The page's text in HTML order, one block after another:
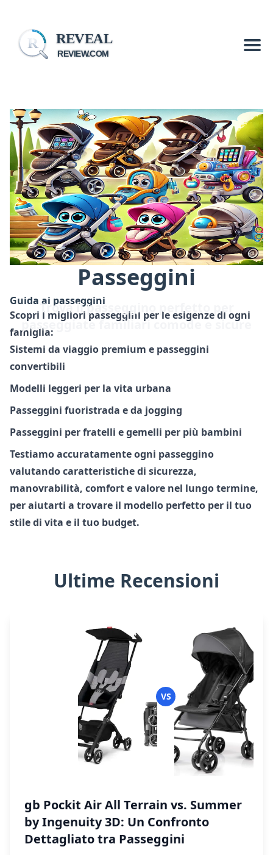
R REVEAL
REVIEW.COM
Passeggini
Trova il passeggino perfetto per
passeggiate familiari comode e sicure
Guida ai passeggini
Scopri i migliori passeggini per le esigenze di ogni
famiglia:
Sistemi da viaggio premium e passeggini
convertibili
Modelli leggeri per la vita urbana
Passeggini fuoristrada e da jogging
Passeggini per fratelli e gemelli per più bambini
Testiamo accuratamente ogni passeggino
valutando caratteristiche di sicurezza,
manovrabilità, comfort e valore nel lungo termine,
per aiutarti a trovare il modello perfetto per il tuo
stile di vita e il tuo budget.
Ultime Recensioni
VS
gb Pockit Air All Terrain vs. Summer
by Ingenuity 3D: Un Confronto
Dettagliato tra Passeggini